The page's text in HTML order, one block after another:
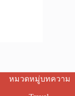
หมวดหมู่บทความ